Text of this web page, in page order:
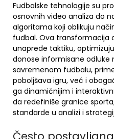
Fudbalske tehnologije su
osnovnih video analiza do
algoritama koji oblikuju
fudbal. Ova
unaprede taktiku,
donose informisane odluke
savremenom fudbalu,
poboljšava igru, već i
ga dinamičnijim i
da redefiniše granice
standarde u analizi i